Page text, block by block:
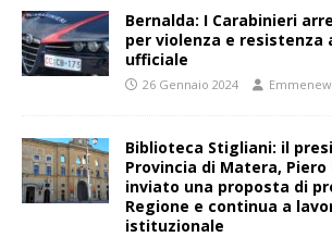
Bernalda: I Carabinieri
per violenza e resistenza
ufficiale
26 Gennaio 2024
Biblioteca Stigliani: il
Provincia di Matera, Piero
inviato una proposta di
Regione e continua a
istituzionale